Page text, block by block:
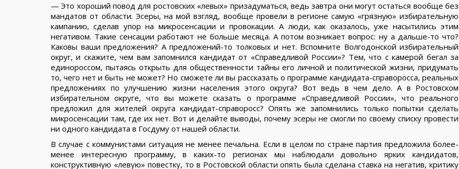
— Это хороший повод для ростовских «левых» призадуматься, ведь завтра они могут остаться вообще без
мандатов от области. Эсеры, на мой взгляд, вообще провели в регионе самую «грязную» избирательную
кампанию, сделав упор на микросенсации и провокации. А люди, как оказалось, уже насытились этим
негативом. Такие сенсации работают не больше месяца. А потом возникает вопрос: ну а дальше-то что?
Каковы ваши предложения? А предложений-то толковых и нет. Вспомните Волгодонской избирательный
округ, и скажите, чем вам запомнился кандидат от «Справедливой России»? Тем, что с камерой бегал за
единороссом, пытаясь открыть для общественности тайны его личной и политической жизни, придумать
то, чего нет и быть не может? Но сможете ли вы рассказать о программе кандидата-справоросса, реальных
предложениях по улучшению жизни населения этого округа? Вот ведь в чем дело. А в Ростовском
избирательном округе, что вы можете сказать о программе «Справедливой России», что реального
предложил для жителей округа кандидат-справоросс? Опять же запомнились только попытки сделать
микросенсации там, где их нет. Вот и делайте выводы, почему эсеры не смогли по своему списку провести
ни одного кандидата в Госдуму от нашей области.
В случае с коммунистами ситуация не менее печальна. Если в целом по стране партия предложила более-
менее интересную программу, в каких-то регионах мы наблюдали довольно ярких кандидатов,
конструктивную «левую» повестку, то в Ростовской области опять была сделана ставка на негатив, критику